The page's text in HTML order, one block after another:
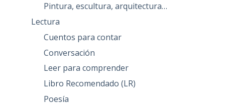
Pintura, escultura, arquitectura…
Lectura
Cuentos para contar
Conversación
Leer para comprender
Libro Recomendado (LR)
Poesía